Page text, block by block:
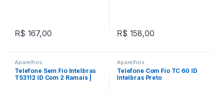
R$ 167,00 R$ 158,00
Aparelhos
Telefone Sem Fio Intelbras
TS3112 ID Com 2 Ramais |
Aparelhos
Telefone Com Fio TC 60 ID
Intelbras Preto